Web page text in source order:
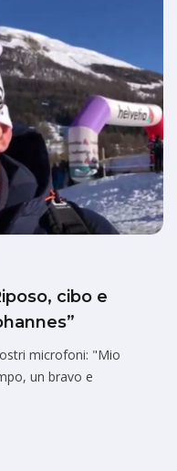
cibo e
microfoni: "Mio
un bravo e